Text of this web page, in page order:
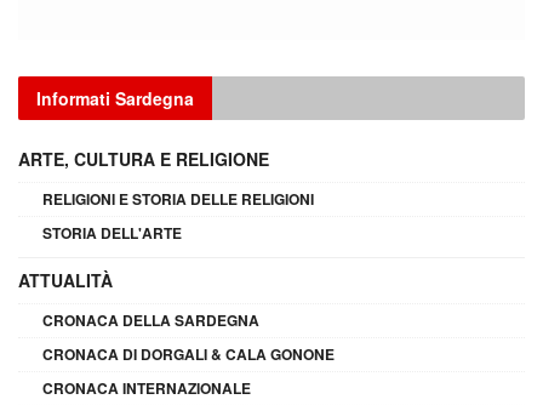
Informati Sardegna
ARTE, CULTURA E RELIGIONE
RELIGIONI E STORIA DELLE RELIGIONI
STORIA DELL'ARTE
ATTUALITÀ
CRONACA DELLA SARDEGNA
CRONACA DI DORGALI & CALA GONONE
CRONACA INTERNAZIONALE